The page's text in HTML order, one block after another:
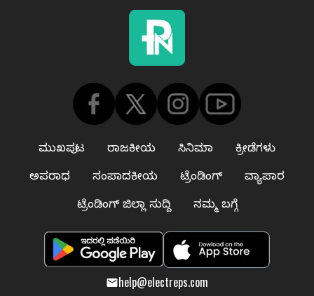
ಮುಖಪುಟ ರಾಜಕೀಯ ಸಿನಿಮಾ
ಕ್ರೀಡೆಗಳು
ಅಪರಾಧ
ಸಂಪಾದಕೀಯ ಟ್ರೆಂಡಿಂಗ್
ವ್ಯಾಪಾರ
ಟ್ರೆಂಡಿಂಗ್ ಜಿಲ್ಲಾ ಸುದ್ದಿ
ನಮ್ಮ ಬಗ್ಗೆ
help@electreps.com